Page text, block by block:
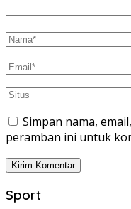
Simpan nama,
peramban ini untuk
Sport